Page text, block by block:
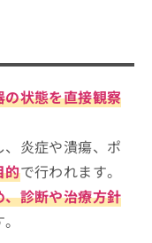
、どう選べばい
ックする4
礎知識をわかり
おすすめ
ニック
状態を直接観察
炎症や潰瘍、ポ
的で行われます。
診断や治療方針